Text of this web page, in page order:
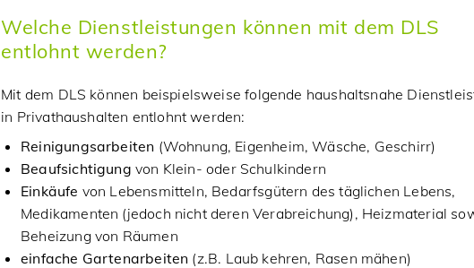
Welche Dienstleistungen können mit dem DLS
entlohnt werden?
Mit dem DLS können beispielsweise folgende haushaltsnahe
in Privathaushalten entlohnt werden:
Reinigungsarbeiten (Wohnung, Eigenheim, Wäsche, Geschirr)
Beaufsichtigung von Klein- oder Schulkindern
Einkäufe von Lebensmitteln, Bedarfsgütern des täglichen Lebens,
Medikamenten (jedoch nicht deren Verabreichung), Heizmaterial
Beheizung von Räumen
einfache Gartenarbeiten (z.B. Laub kehren, Rasen mähen)